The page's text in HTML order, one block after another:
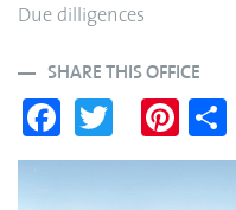
Due dilligences
SHARE THIS OFFICE
Fa
ce
bo
wi
tte
Pi
nt
er